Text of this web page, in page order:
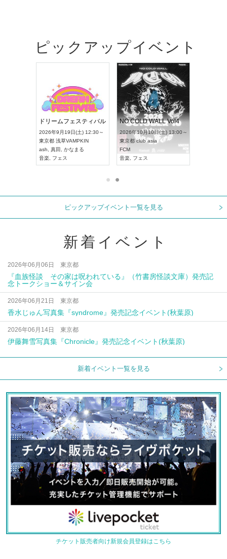
ピックアップイベント
RENGEKI 12ヶ月連続 ONE MAN TOUR「生生流転」‐9月編‐
2026年9月14日(月) 18:00～
HOLIDAY NEXT NAGOYA
ヴィジュアル系
ドリームフェスティバル
2026年9月19日(土) 12:30～
浅草VAMPKIN
かなまる
NO COLD WALL
2026年10月10日(土)
東京都
ピックアップイベント一覧を見る
新着イベント
2026年06月06日 東京都
『血族怪談 その家は呪われている』（竹書房怪談文庫）発売記
念トークショー＆サイン会
2026年06月21日 東京都
香水じゅん写真集『syndrome』発売記念イベント(秋葉原)
2026年06月14日 東京都
伊藤舞雪写真集『Chronicle』発売記念イベント(秋葉原)
新着イベント一覧を見る
チケット販売者向け新規会員登録はこちら